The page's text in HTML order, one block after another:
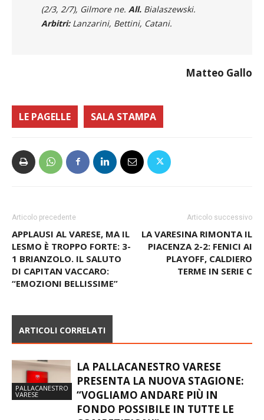
(2/3, 2/7), Gilmore ne. All. Bialaszewski.
Arbitri:Lanzarini, Bettini, Catani.
Matteo Gallo
LE PAGELLE SALA STAMPA
Articolo precedente
APPLAUSI AL VARESE, MA IL
LESMO È TROPPO FORTE: 3-
1 BRIANZOLO. IL SALUTO
DI CAPITAN VACCARO:
“EMOZIONI BELLISSIME”
Articolo successivo
LA VARESINA RIMONTA IL
PIACENZA 2-2: FENICI AI
PLAYOFF, CALDIERO
TERME IN SERIE C
ARTICOLI CORRELATI
PALLACANESTRO
VARESE
LA PALLACANESTRO VARESE
PRESENTA LA NUOVA STAGIONE:
“VOGLIAMO ANDARE PIÙ IN
FONDO POSSIBILE IN TUTTE LE